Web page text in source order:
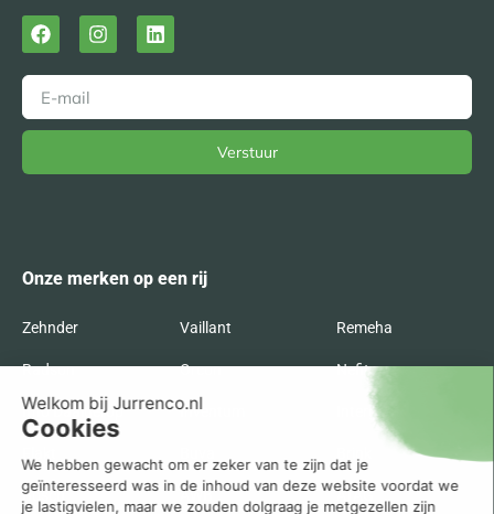
Verstuur
Onze merken op een rij
Zehnder Vaillant Remeha
Radson Orcon Nefit
Itho Daalderop Inventum Intergas
Bosch AWB ATAG